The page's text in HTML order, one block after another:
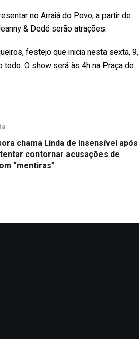
no Arraiá do Povo, a partir de
& Dedé serão atrações.
festejo que inicia nesta sexta, 9,
O show será às 4h na Praça de
chama Linda de insensível após
contornar acusações de
“mentiras”